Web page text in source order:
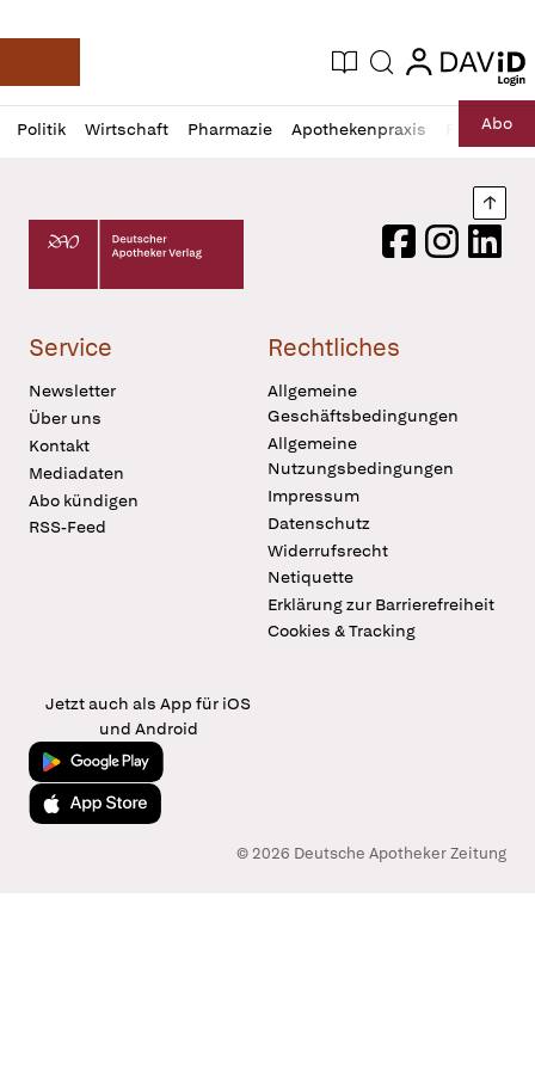
Deutsche Apotheker Zeitung
Aktuelle Ausgabe
Suche login
login
Politik Wirtschaft Pharmazie Apothekenpraxis RechtAbo
Profil
öffnen
Daz
Pur
Deutscher Apotheker Verlag Logo
FacebookInstagram
Service
Newsletter
Über uns
Kontakt
Mediadaten
Abo kündigen
RSS-Feed
Rechtliches
Allgemeine
Geschäftsbedingungen
Allgemeine
Nutzungsbedingungen
Impressum
Datenschutz
Widerrufsrecht
Netiquette
Erklärung zur Barrierefreiheit
Cookies & Tracking
Jetzt auch als App für iOS
und Android
Jetzt bei Google Play
Laden im App Store
© 2026 Deutsche Apotheker Zeitung